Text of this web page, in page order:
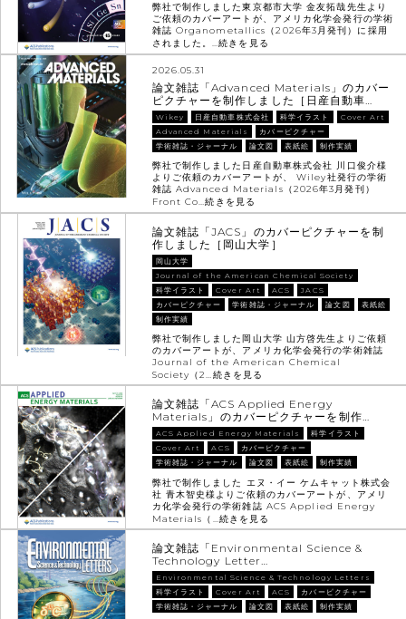
弊社で制作しました東京都市大学 金友拓哉先生より
ご依頼のカバーアートが、アメリカ化学会発行の学術
雑誌 Organometallics（2026年3月発刊）に採用
されました。…続きを見る
2026.05.31
論文雑誌「Advanced Materials」のカバー
ピクチャーを制作しました［日産自動車…
Wikey 日産自動車株式会社 科学イラスト
Cover Art
Advanced Materials
カバーピクチャー
学術雑誌・ジャーナル
論文図 表紙絵 制作実績
弊社で制作しました日産自動車株式会社 川口俊介様
よりご依頼のカバーアートが、 Wiley社発行の学術
雑誌 Advanced Materials（2026年3月発刊）
Front Co…続きを見る
論文雑誌「JACS」のカバーピクチャーを制
作しました［岡山大学］
岡山大学
Journal of the American Chemical Society
科学イラスト
Cover Art ACS
JACS
カバーピクチャー
学術雑誌・ジャーナル 論文図
表紙絵
制作実績
弊社で制作しました岡山大学 山方啓先生よりご依頼
のカバーアートが、アメリカ化学会発行の学術雑誌
Journal of the American Chemical
Society（2…続きを見る
論文雑誌「ACS Applied Energy
Materials」のカバーピクチャーを制作…
ACS Applied Energy Materials
科学イラスト
Cover Art
ACS
カバーピクチャー
学術雑誌・ジャーナル
論文図 表紙絵 制作実績
弊社で制作しました エヌ・イー ケムキャット株式会
社 青木智史様よりご依頼のカバーアートが、アメリ
カ化学会発行の学術雑誌 ACS Applied Energy
Materials（…続きを見る
論文雑誌「Environmental Science &
Technology Letter…
Environmental Science & Technology Letters
科学イラスト
Cover Art ACS
カバーピクチャー
学術雑誌・ジャーナル
論文図 表紙絵 制作実績